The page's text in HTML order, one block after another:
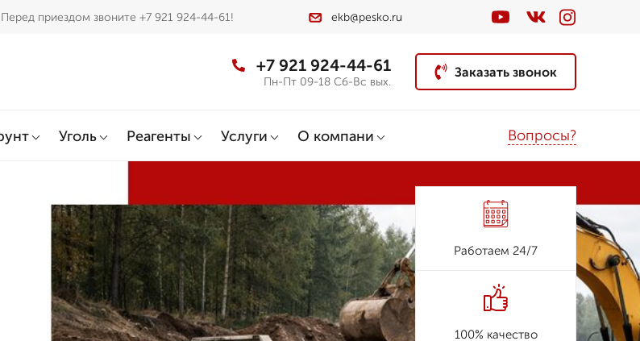
приездом звоните +7 921 924-44-61! ekb@pesko.ru
+7 921 924-44-61
Пн-Пт 09-18 Сб-Вс вых.
Заказать звонок
Уголь Реагенты Услуги О компани Вопросы?
Работаем 24/7
100% качество